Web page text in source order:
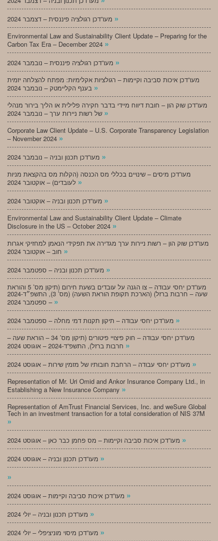
»
Environmental Law and Sustainability Client Update – Preparing for the
Carbon Tax Era – December 2024 »
»
מעו”דכן איכות סביבה וקיימות – רגולציות אקלימיות: מפתח להצלחה יזמית
»
מעו”דכן שוק הון – חובת דיווח מיידי בדבר חקירה פלילית או הליך בירור מנהלי
»
Corporate Law Client Update – U.S. Corporate Transparency Legislation
– November 2024 »
»
מעו”דכן מיסים – שינויים בכללי מס הכנסה (הקלות מס בהקצאת מניות
»
»
Environmental Law and Sustainability Client Update – Climate
Disclosure in the US – October 2024 »
מעו”דכן שוק הון – רשות ניירות ערך מגדירה את תפקידי הנאמן למחזיקי אגרות
»
»
מעו”דכן יחסי עבודה – צו הגנה על עובדים בשעת חירום (תיקון מס’ 5 והוראת
שעה – חרבות ברזל) (הארכת תקופת הוראת השעה) (מס’ 3), התשפ״ד-2024
– ספטמבר 2024 »
»
מעו”דכן יחסי עבודה – חוק פיצויי פיטורים (תיקון מס’ 34 – הוראת שעה –
»
»
Representation of Mr. Uri Omid and Ankor Insurance Company Ltd., in
Establishing a New Insurance Company »
Representation of AmTrust Financial Services, Inc. and weSure Global
Tech in an investment transaction for a total consideration of NIS 37M
»
»
»
»
»
»
»